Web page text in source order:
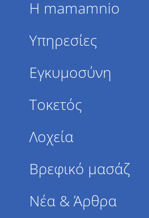
Η mamamnio
Υπηρεσίες
Εγκυμοσύνη
Τοκετός
Λοχεία
Βρεφικό μασάζ
Νέα & Άρθρα